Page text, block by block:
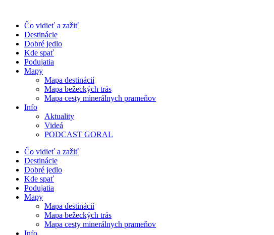
obsah
Čo vidieť a zažiť
Destinácie
Dobré jedlo
Kde spať
Podujatia
Mapy
Mapa destinácií
Mapa bežeckých trás
Mapa cesty minerálnych prameňov
Info
Aktuality
Videá
PODCAST GORAL
Čo vidieť a zažiť
Destinácie
Dobré jedlo
Kde spať
Podujatia
Mapy
Mapa destinácií
Mapa bežeckých trás
Mapa cesty minerálnych prameňov
Info